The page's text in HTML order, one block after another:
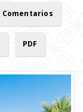
Comentarios
PDF